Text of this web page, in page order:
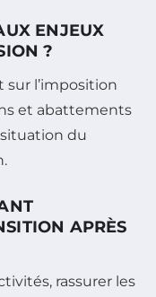
ENJEUX
?
l’imposition
et abattements
du
APRÈS
rassurer les